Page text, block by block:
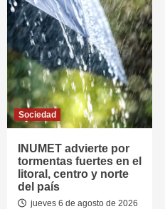
Sociedad
INUMET advierte por
tormentas fuertes en el
litoral, centro y norte
del país
jueves 6 de agosto de 2026